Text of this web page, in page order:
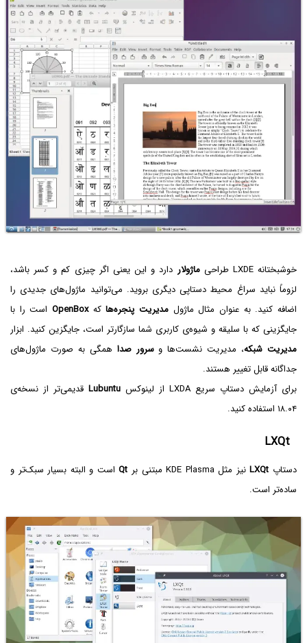
خوشبختانه LXDE طراحی ماژولار دارد و این یعنی اگر چیزی کم و کسر باشد،
لزوماً نباید سراغ محیط دستاپی دیگری بروید. می‌توانید ماژول‌های جدیدی را
اضافه کنید. به عنوان مثال ماژول مدیریت پنجره‌هاکهOpenBoxاست را با
جایگزینی که با سلیقه و شیوه‌ی کاربری شما سازگارتر است، جایگزین کنید. ابزار
مدیریت شبکه، مدیریت نشست‌ها وسرور صدا همگی به صورت ماژول‌های
جداگانه قابل تغییر هستند.
برای آزمایش دستاپ سریع LXDA از لینوکس
Lubuntu قدیمی‌تر از نسخه‌ی
۱۸.۰۴ استفاده کنید.
LXQt
دستاپ LXQtنیز مثل KDE Plasma مبتنی بر Qtاست و البته بسیار سبک‌تر و
ساده‌تر است.